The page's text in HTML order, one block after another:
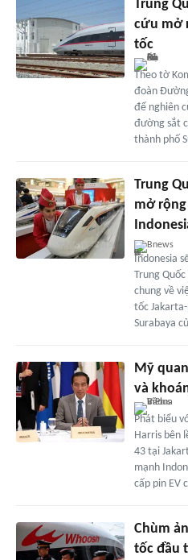
Trung
cứu mở
tốc
Theo tờ
đoàn
để nghiên
đường sắt
thành phố
Trung
mở
Bnews
Indonesia
Trung
chung về
tốc
Surabaya
Mỹ
và
Phát biểu
Harris bên
43 tại
mạnh
cấp pin EV
Chùm
tốc đầu